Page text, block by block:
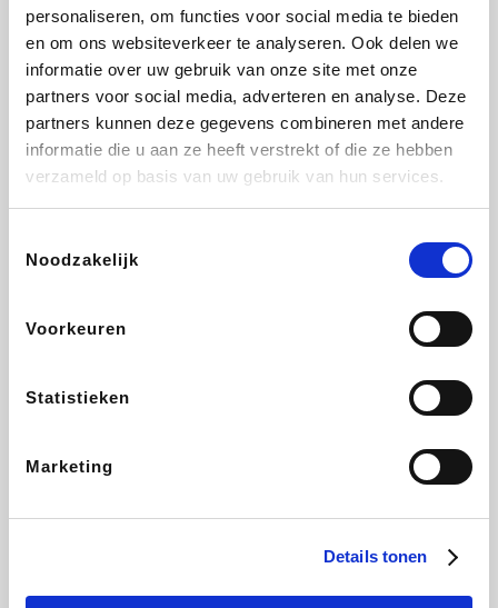
personaliseren, om functies voor social media te bieden
en om ons websiteverkeer te analyseren. Ook delen we
informatie over uw gebruik van onze site met onze
partners voor social media, adverteren en analyse. Deze
partners kunnen deze gegevens combineren met andere
informatie die u aan ze heeft verstrekt of die ze hebben
verzameld op basis van uw gebruik van hun services.
Noodzakelijk
Voorkeuren
Statistieken
Marketing
Details tonen
Vidaxl Lampenlicht.be Plopsa
Adidas
DectDirect
Ibood SupraBazar
Bergfreunde Shein Pazzox Manutan